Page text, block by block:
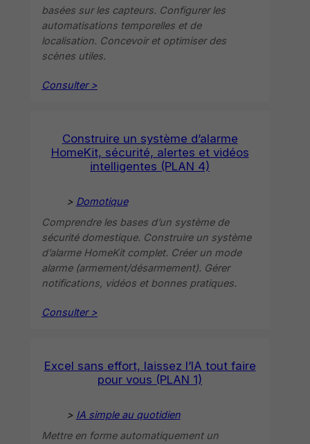
basées sur les capteurs. Configurer les
automatisations temporelles et de
localisation. Concevoir et optimiser des
scènes utiles.
Consulter >
Construire un système d’alarme
HomeKit, sécurité, alertes et vidéos
intelligentes (PLAN 4)
> Domotique
Comprendre les bases d’un système de
sécurité domestique. Construire un système
d’alarme HomeKit complet. Créer un mode
alarme (armement/désarmement). Gérer
notifications, vidéos et bonnes pratiques.
Consulter >
Excel sans effort, laissez l’IA tout faire
pour vous (PLAN 1)
> IA simple au quotidien
Mettre en forme automatiquement un